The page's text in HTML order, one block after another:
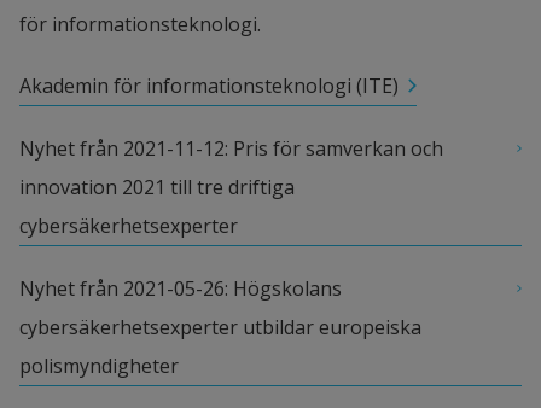
för informationsteknologi.
Akademin för informationsteknologi (ITE)
Nyhet från 2021-11-12: Pris för samverkan och
innovation 2021 till tre driftiga
cybersäkerhetsexperter
Nyhet från 2021-05-26: Högskolans
cybersäkerhetsexperter utbildar europeiska
polismyndigheter